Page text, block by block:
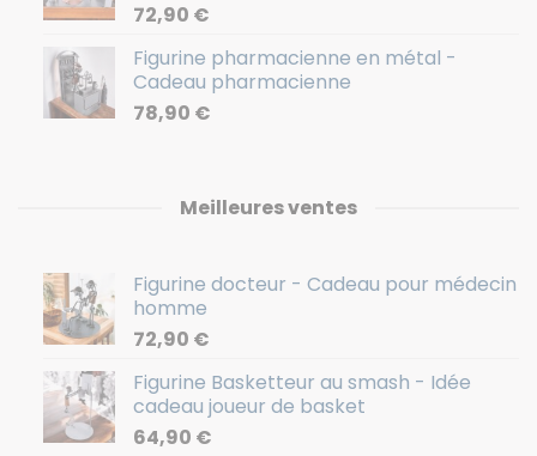
72,90 €
Figurine pharmacienne en métal -
Cadeau pharmacienne
78,90 €
Meilleures ventes
Figurine docteur - Cadeau pour médecin
homme
72,90 €
Figurine Basketteur au smash - Idée
cadeau joueur de basket
64,90 €